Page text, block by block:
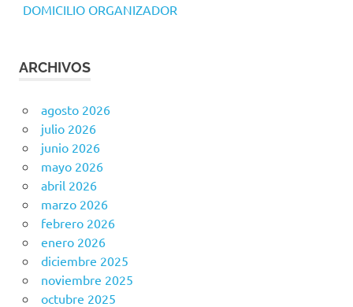
DOMICILIO ORGANIZADOR
ARCHIVOS
agosto 2026
julio 2026
junio 2026
mayo 2026
abril 2026
marzo 2026
febrero 2026
enero 2026
diciembre 2025
noviembre 2025
octubre 2025